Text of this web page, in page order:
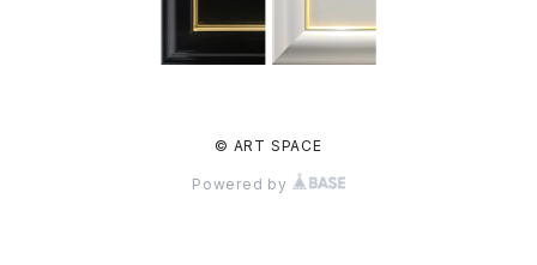
© ART SPACE
Powered by